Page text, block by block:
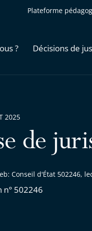
Plateforme
? Décisions de
de
Conseil d'État 502246,
n° 502246
2025